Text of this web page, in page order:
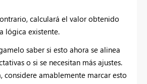
calculará el valor obtenido
lógica existente.
saber si esto ahora se alinea
o si se necesitan más ajustes.
considere amablemente marcar esto